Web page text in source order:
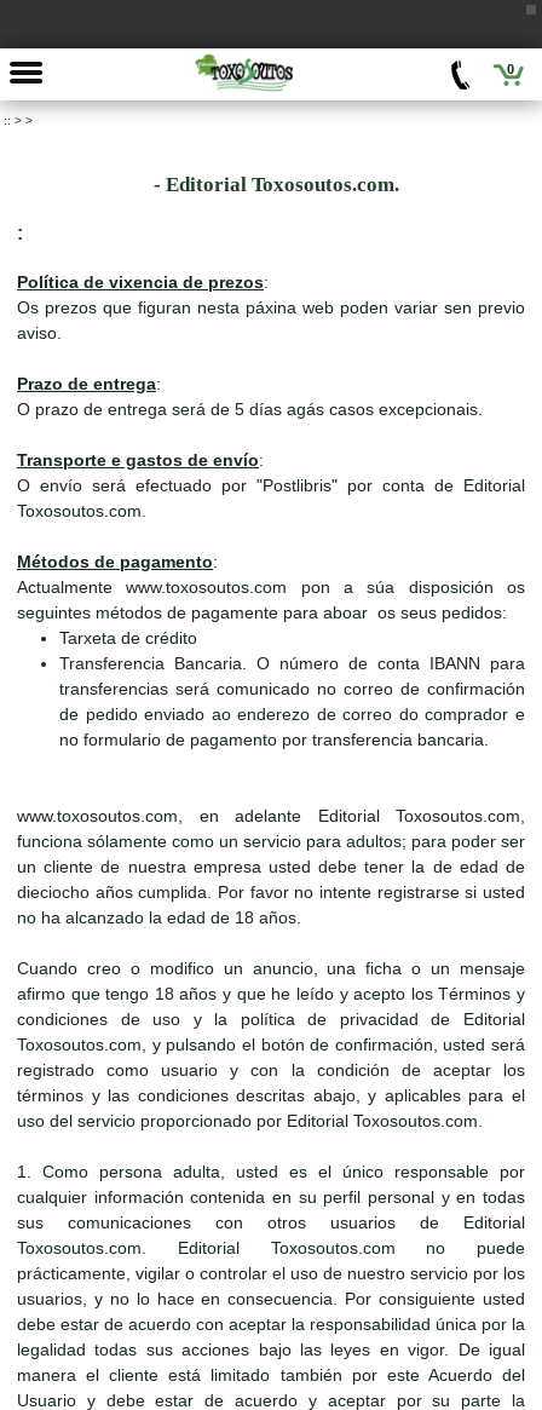
0
:: > >
- Editorial Toxosoutos.com.
:
Política de vixencia de prezos:
Os prezos que figuran nesta páxina web poden variar sen previo
aviso.
Prazo de entrega:
O prazo de entrega será de 5 días agás casos excepcionais.
Transporte e gastos de envío:
O envío será efectuado por "Postlibris" por conta de Editorial
Toxosoutos.com.
Métodos de pagamento:
Actualmente www.toxosoutos.com pon a súa disposición os
seguintes métodos de pagamente para aboar os seus pedidos:
Tarxeta de crédito
Transferencia Bancaria. O número de conta IBANN para
transferencias será comunicado no correo de confirmación
de pedido enviado ao enderezo de correo do comprador e
no formulario de pagamento por transferencia bancaria.
www.toxosoutos.com, en adelante Editorial Toxosoutos.com,
funciona sólamente como un servicio para adultos; para poder ser
un cliente de nuestra empresa usted debe tener la de edad de
dieciocho años cumplida. Por favor no intente registrarse si usted
no ha alcanzado la edad de 18 años.
Cuando creo o modifico un anuncio, una ficha o un mensaje
afirmo que tengo 18 años y que he leído y acepto los Términos y
condiciones de uso y la política de privacidad de Editorial
Toxosoutos.com, y pulsando el botón de confirmación, usted será
registrado como usuario y con la condición de aceptar los
términos y las condiciones descritas abajo, y aplicables para el
uso del servicio proporcionado por Editorial Toxosoutos.com.
1. Como persona adulta, usted es el único responsable por
cualquier información contenida en su perfil personal y en todas
sus comunicaciones con otros usuarios de Editorial
Toxosoutos.com. Editorial Toxosoutos.com no puede
prácticamente, vigilar o controlar el uso de nuestro servicio por los
usuarios, y no lo hace en consecuencia. Por consiguiente usted
debe estar de acuerdo con aceptar la responsabilidad única por la
legalidad todas sus acciones bajo las leyes en vigor. De igual
manera el cliente está limitado también por este Acuerdo del
Usuario y debe estar de acuerdo y aceptar por su parte la